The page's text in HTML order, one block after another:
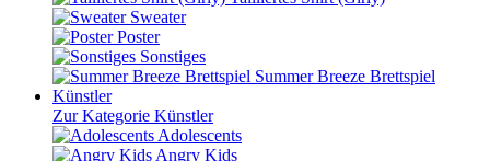
Sweater
Poster
Sonstiges
Summer Breeze Brettspiel
Künstler
Zur Kategorie Künstler
Adolescents
Angry Kids